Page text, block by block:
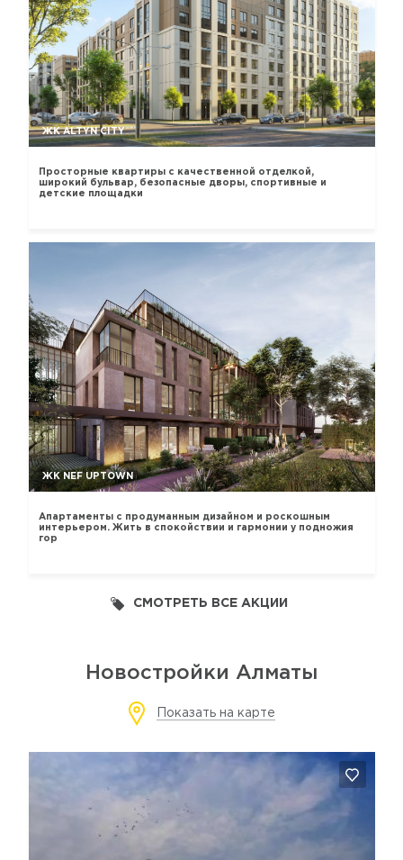
ЖК ALTYN CITY
Просторные квартиры с качественной отделкой,
широкий бульвар, безопасные дворы, спортивные и
детские площадки
ЖК NEF UPTOWN
Апартаменты с продуманным дизайном и роскошным
интерьером. Жить в спокойствии и гармонии у подножия
гор
СМОТРЕТЬ ВСЕ АКЦИИ
Новостройки Алматы
Показать на карте